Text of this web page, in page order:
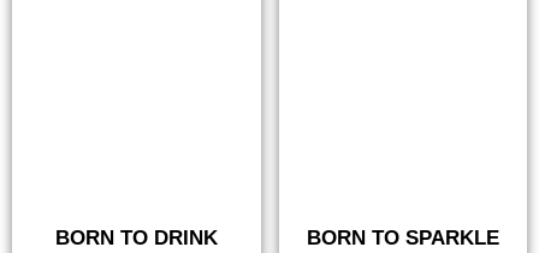
BORN TO DRINK
BORN TO SPARKLE